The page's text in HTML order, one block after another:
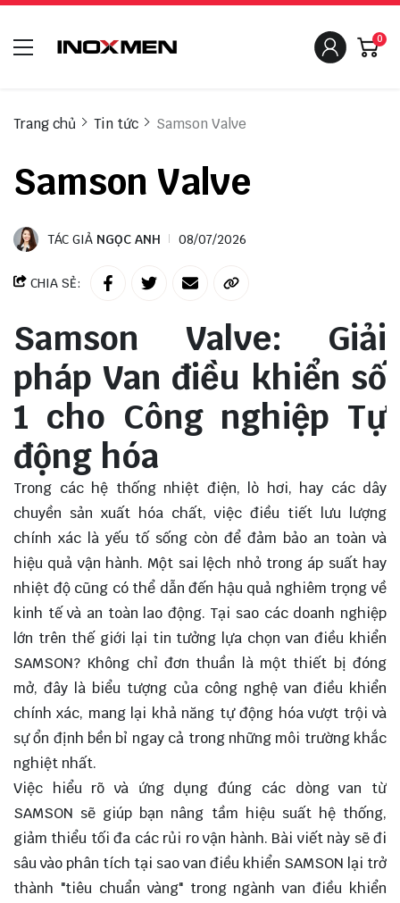
0
Trang chủ Tin tức Samson Valve
Samson Valve
TÁC GIẢ NGỌC ANH 08/07/2026
CHIA SẺ:
Samson Valve: Giải
pháp Van điều khiển số
1 cho Công nghiệp Tự
động hóa
Trong các hệ thống nhiệt điện, lò hơi, hay các dây
chuyền sản xuất hóa chất, việc điều tiết lưu lượng
chính xác là yếu tố sống còn để đảm bảo an toàn và
hiệu quả vận hành. Một sai lệch nhỏ trong áp suất hay
nhiệt độ cũng có thể dẫn đến hậu quả nghiêm trọng về
kinh tế và an toàn lao động. Tại sao các doanh nghiệp
lớn trên thế giới lại tin tưởng lựa chọn van điều khiển
SAMSON? Không chỉ đơn thuần là một thiết bị đóng
mở, đây là biểu tượng của công nghệ van điều khiển
chính xác, mang lại khả năng tự động hóa vượt trội và
sự ổn định bền bỉ ngay cả trong những môi trường khắc
nghiệt nhất.
Việc hiểu rõ và ứng dụng đúng các dòng van từ
SAMSON sẽ giúp bạn nâng tầm hiệu suất hệ thống,
giảm thiểu tối đa các rủi ro vận hành. Bài viết này sẽ đi
sâu vào phân tích tại sao van điều khiển SAMSON lại trở
thành "tiêu chuẩn vàng" trong ngành van điều khiển